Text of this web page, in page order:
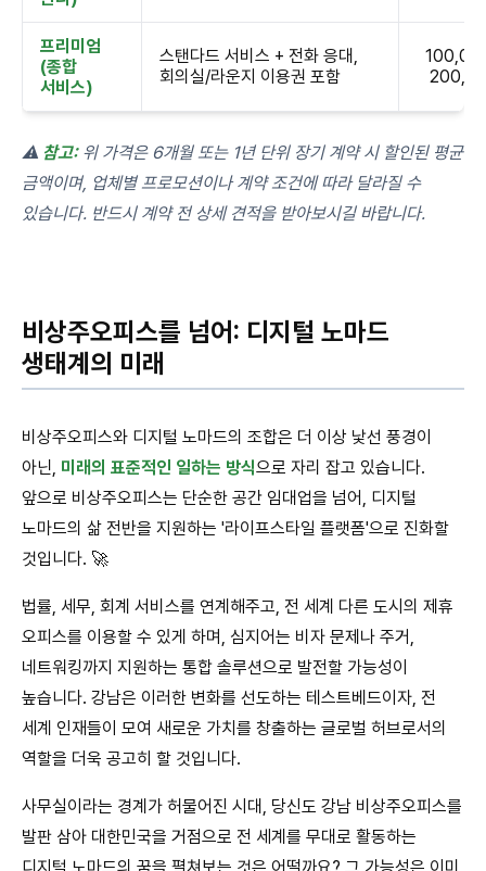
프리미엄
(종합
서비스)
스탠다드 서비스 + 전화 응대,
회의실/라운지 이용권 포함
⚠️ 참고:위 가격은 6개월 또는 1년 단위 장기 계약 시 할인된 평균
금액이며, 업체별 프로모션이나 계약 조건에 따라 달라질 수
있습니다. 반드시 계약 전 상세 견적을 받아보시길 바랍니다.
비상주오피스를 넘어: 디지털 노마드
생태계의 미래
비상주오피스와 디지털 노마드의 조합은 더 이상 낯선 풍경이
아닌, 미래의 표준적인 일하는 방식으로 자리 잡고 있습니다.
앞으로 비상주오피스는 단순한 공간 임대업을 넘어, 디지털
노마드의 삶 전반을 지원하는 '라이프스타일 플랫폼'으로 진화할
것입니다. 🚀
법률, 세무, 회계 서비스를 연계해주고, 전 세계 다른 도시의 제휴
오피스를 이용할 수 있게 하며, 심지어는 비자 문제나 주거,
네트워킹까지 지원하는 통합 솔루션으로 발전할 가능성이
높습니다. 강남은 이러한 변화를 선도하는 테스트베드이자, 전
세계 인재들이 모여 새로운 가치를 창출하는 글로벌 허브로서의
역할을 더욱 공고히 할 것입니다.
사무실이라는 경계가 허물어진 시대, 당신도 강남 비상주오피스를
발판 삼아 대한민국을 거점으로 전 세계를 무대로 활동하는